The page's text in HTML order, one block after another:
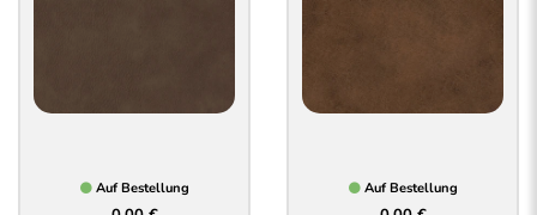
Auf Bestellung Auf Bestellung